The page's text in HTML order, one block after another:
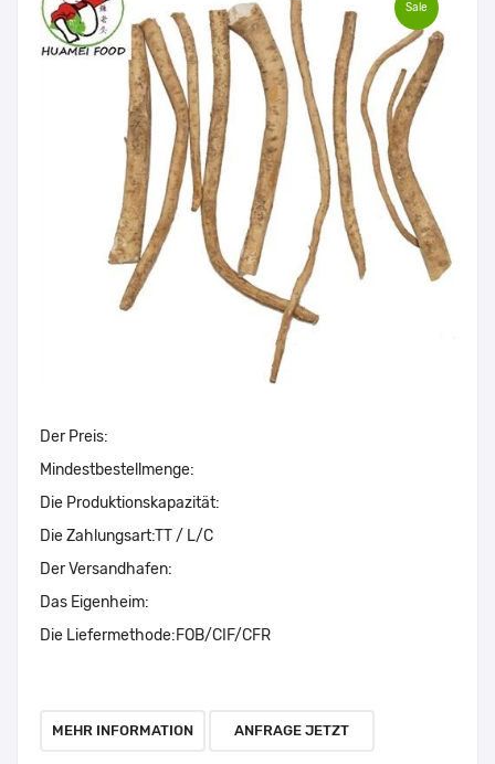
Sale
Der Preis:
Mindestbestellmenge:
Die Produktionskapazität:
Die Zahlungsart:TT / L/C
Der Versandhafen:
Das Eigenheim:
Die Liefermethode:FOB/CIF/CFR
MEHR INFORMATION ANFRAGE JETZT